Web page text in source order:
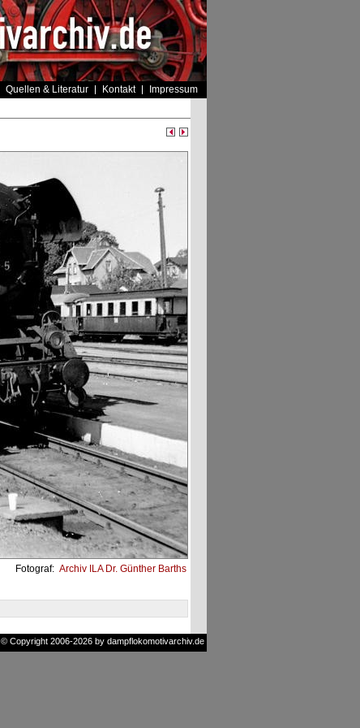
Quellen & Literatur Kontakt Impressum
Fotograf: Archiv ILA Dr. Günther Barths
© Copyright 2006-2026 by dampflokomotivarchiv.de